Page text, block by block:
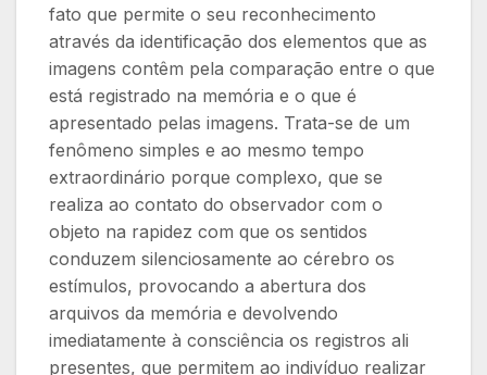
fato que permite o seu reconhecimento
através da identificação dos elementos que as
imagens contêm pela comparação entre o que
está registrado na memória e o que é
apresentado pelas imagens. Trata-se de um
fenômeno simples e ao mesmo tempo
extraordinário porque complexo, que se
realiza ao contato do observador com o
objeto na rapidez com que os sentidos
conduzem silenciosamente ao cérebro os
estímulos, provocando a abertura dos
arquivos da memória e devolvendo
imediatamente à consciência os registros ali
presentes, que permitem ao indivíduo realizar